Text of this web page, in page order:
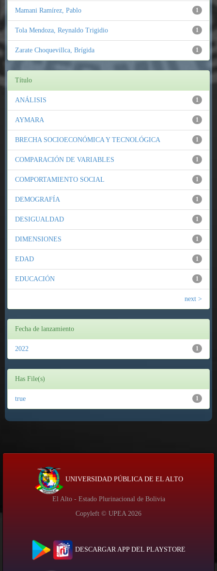
1
Mamani Ramírez, Pablo
1
Tola Mendoza, Reynaldo Trigidio
1
Zarate Choquevillca, Brígida
Título
1
ANÁLISIS
1
AYMARA
1
BRECHA SOCIOECONÓMICA Y TECNOLÓGICA
1
COMPARACIÓN DE VARIABLES
1
COMPORTAMIENTO SOCIAL
1
DEMOGRAFÍA
1
DESIGUALDAD
1
DIMENSIONES
1
EDAD
1
EDUCACIÓN
next >
Fecha de lanzamiento
1
2022
Has File(s)
1
true
UNIVERSIDAD PÚBLICA DE EL ALTO
El Alto - Estado Plurinacional de Bolivia
Copyleft © UPEA 2026
DESCARGAR APP DEL PLAYSTORE